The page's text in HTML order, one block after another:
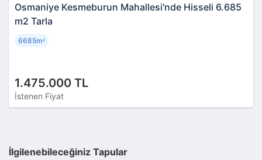
Osmaniye Kesmeburun Mahallesi'nde Hisseli 6.685
m2 Tarla
1.475.000 TL
İstenen Fiyat
6685m²
İlgilenebileceğiniz Tapular